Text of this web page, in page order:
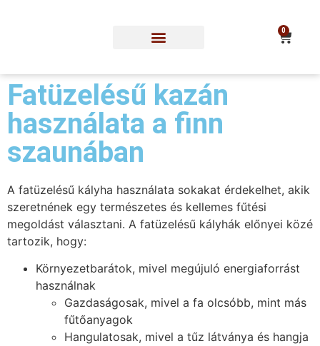
0
Fatüzelésű kazán
használata a finn
szaunában
A fatüzelésű kályha használata sokakat érdekelhet, akik
szeretnének egy természetes és kellemes fűtési
megoldást választani. A fatüzelésű kályhák előnyei közé
tartozik, hogy:
Környezetbarátok, mivel megújuló energiaforrást
használnak
Gazdaságosak, mivel a fa olcsóbb, mint más
fűtőanyagok
Hangulatosak, mivel a tűz látványa és hangja